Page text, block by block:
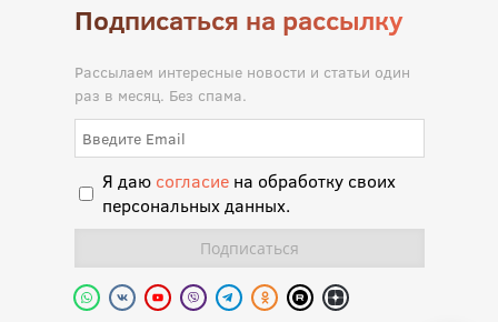
Подписаться на рассылку
Рассылаем интересные новости и статьи один
раз в месяц. Без спама.
Я даю согласиена обработку своих
персональных данных.